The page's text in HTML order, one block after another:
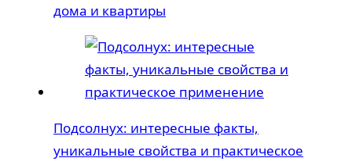
дома и квартиры
Подсолнух: интересные факты,
уникальные свойства и практическое